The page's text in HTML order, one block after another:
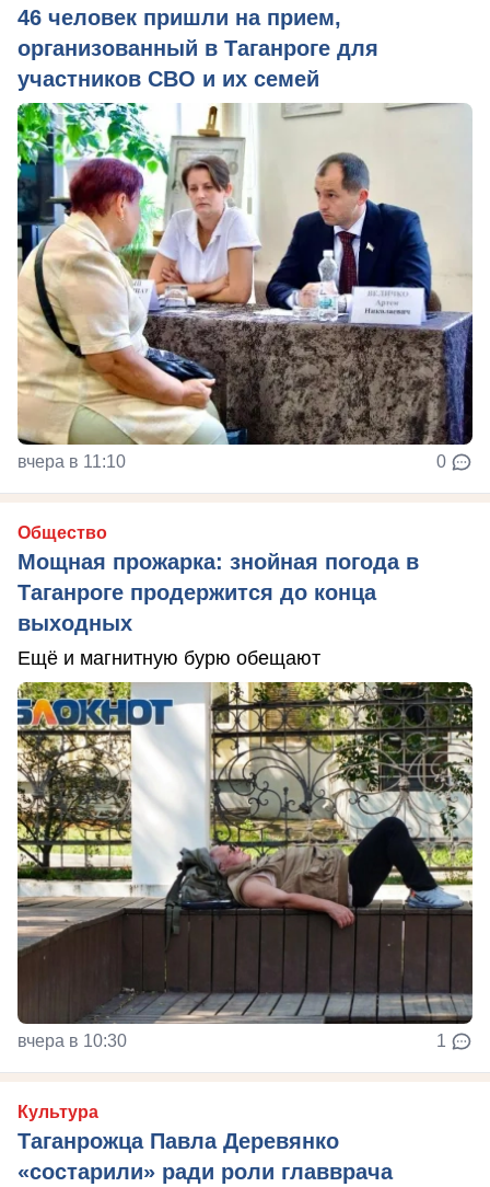
46 человек пришли на прием,
организованный в Таганроге для
участников СВО и их семей
вчера в 11:10 0
Общество
Мощная прожарка: знойная погода в
Таганроге продержится до конца
выходных
Ещё и магнитную бурю обещают
вчера в 10:30 1
Культура
Таганрожца Павла Деревянко
«состарили» ради роли главврача